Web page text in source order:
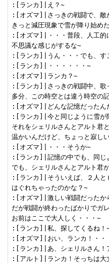
:[ランカ]|え？~
:[オズマ]|さっきの戦闘で、敵
きっと減圧現象で雪が降り始め
:[オズマ]|・・・普段、人工的
不思議な感じがするな~
:[ランカ]|うん・・・でも、す
:[ランカ]|・・・・・・~
:[オズマ]|ランカ？~
:[ランカ]|さっきの戦闘中、歌
多分、この時空とは違う時空の
:[オズマ]|どんな記憶だったん
:[ランカ]|今と同じように雪が
それをシェリルさんとアルト君
温かいんだけど、ちょっと寂し
:[オズマ]|・・・そうか~
:[ランカ]|記憶の中でも、同じ
でも、シェリルさんとアルト君
:[ランカ]|そういえば、２人と
はぐれちゃったのかな？~
:[オズマ]|激しい戦闘だったか
だが戦闘が終わったばかりでガ
お前はここで大人しく・・・~
:[ランカ]|私、探してくるね！
:[オズマ]|おい、ランカ！・・
:[ランカ]|あ、シェリルさん！
:[アルト]|ランカ！そっちは大